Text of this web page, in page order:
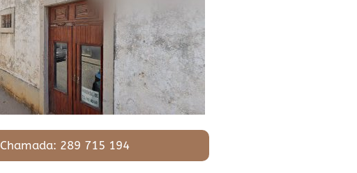
Chamada: 289 715 194